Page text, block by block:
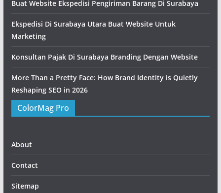
Buat Website Ekspedisi Pengiriman Barang Di Surabaya
Ekspedisi Di Surabaya Utara Buat Website Untuk
Marketing
Konsultan Pajak Di Surabaya Branding Dengan Website
More Than a Pretty Face: How Brand Identity is Quietly
Reshaping SEO in 2026
ColorMag Pro
About
Contact
Sitemap